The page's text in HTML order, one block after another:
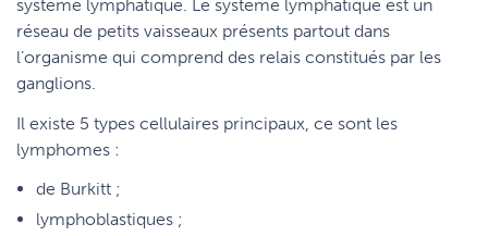
système lymphatique. Le système lymphatique est un
réseau de petits vaisseaux présents partout dans
l’organisme qui comprend des relais constitués par les
ganglions.
Il existe 5 types cellulaires principaux, ce sont les
lymphomes :
de Burkitt ;
lymphoblastiques ;